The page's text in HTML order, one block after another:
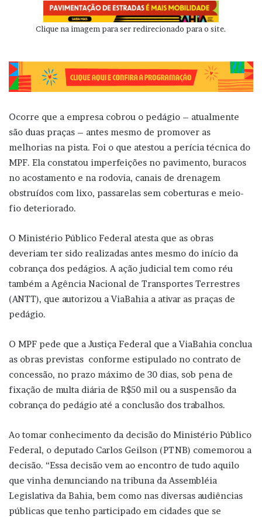
Clique na imagem para ser redirecionado para o site.
Ocorre que a empresa cobrou o pedágio – atualmente
são duas praças – antes mesmo de promover as
melhorias na pista. Foi o que atestou a perícia técnica do
MPF. Ela constatou imperfeições no pavimento, buracos
no acostamento e na rodovia, canais de drenagem
obstruídos com lixo, passarelas sem coberturas e meio-
fio deteriorado.
O Ministério Público Federal atesta que as obras
deveriam ter sido realizadas antes mesmo do início da
cobrança dos pedágios. A ação judicial tem como réu
também a Agência Nacional de Transportes Terrestres
(ANTT), que autorizou a ViaBahia a ativar as praças de
pedágio.
O MPF pede que a Justiça Federal que a ViaBahia conclua
as obras previstas conforme estipulado no contrato de
concessão, no prazo máximo de 30 dias, sob pena de
fixação de multa diária de R$50 mil ou a suspensão da
cobrança do pedágio até a conclusão dos trabalhos.
Ao tomar conhecimento da decisão do Ministério Público
Federal, o deputado Carlos Geilson (PTNB) comemorou a
decisão. “Essa decisão vem ao encontro de tudo aquilo
que vinha denunciando na tribuna da Assembléia
Legislativa da Bahia, bem como nas diversas audiências
públicas que tenho participado em cidades que se